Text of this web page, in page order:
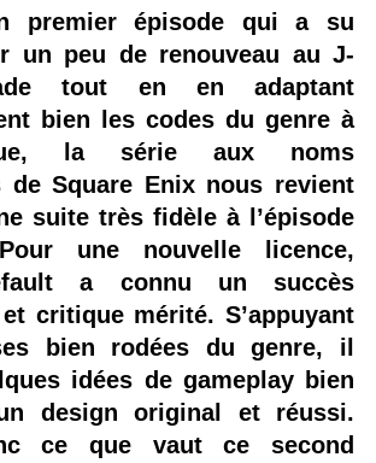
premier épisode qui a su
un peu de renouveau au J-
tout en en adaptant
bien les codes du genre à
la série aux noms
de Square Enix nous revient
suite très fidèle à l’épisode
une nouvelle licence,
a connu un succès
critique mérité. S’appuyant
bien rodées du genre, il
idées de gameplay bien
design original et réussi.
ce que vaut ce second